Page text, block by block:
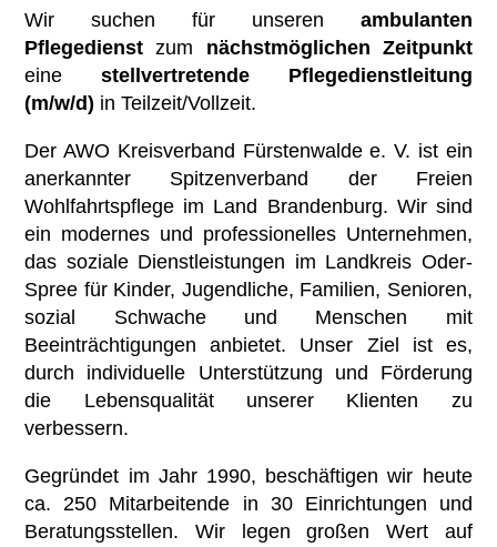
Mehrgenerationenhaus
Eltern-Kind-Zentrum Briesen
Angebote für Senioren
Kietztreff im „Zimmer mit Aussicht“
Wir suchen für unseren ambulanten
Pflegedienst zum nächstmöglichen Zeitpunkt
eine stellvertretende Pflegedienstleitung
(m/w/d) in Teilzeit/Vollzeit.
Der AWO Kreisverband Fürstenwalde e. V. ist ein
anerkannter Spitzenverband der Freien
Wohlfahrtspflege im Land Brandenburg. Wir sind
ein modernes und professionelles Unternehmen,
das soziale Dienstleistungen im Landkreis Oder-
Spree für Kinder, Jugendliche, Familien, Senioren,
sozial Schwache und Menschen mit
Beeinträchtigungen anbietet. Unser Ziel ist es,
durch individuelle Unterstützung und Förderung
die Lebensqualität unserer Klienten zu
verbessern.
Gegründet im Jahr 1990, beschäftigen wir heute
ca. 250 Mitarbeitende in 30 Einrichtungen und
Beratungsstellen. Wir legen großen Wert auf